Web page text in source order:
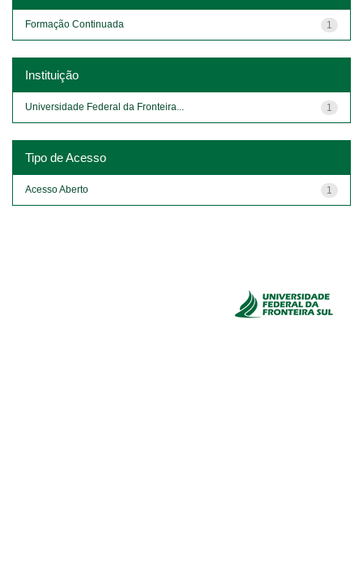
1
Formação Continuada
Instituição
1
Universidade Federal da Fronteira...
Tipo de Acesso
1
Acesso Aberto